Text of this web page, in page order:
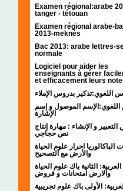
Examen régional:arabe
tanger - tétouan
Examen régional arabe-
2013-meknès
Bac 2013: arabe lettres-
normale
Logiciel pour aider les
enseignants à gérer
et efficacement leurs
اللغوي:تذكير بدروس الإملاء
اللغوي:الإسم الموصول و إسم
الإشارة
و الإنشاء : مهارة إنتاج
نص حجاجي
الباكالوريا احرار علوم الحياة
والأرض مع التصحيح
العربية: الثانية باك علوم الحياة
والارض امتحانات و فروض
الأولى باك علوم تجريبية